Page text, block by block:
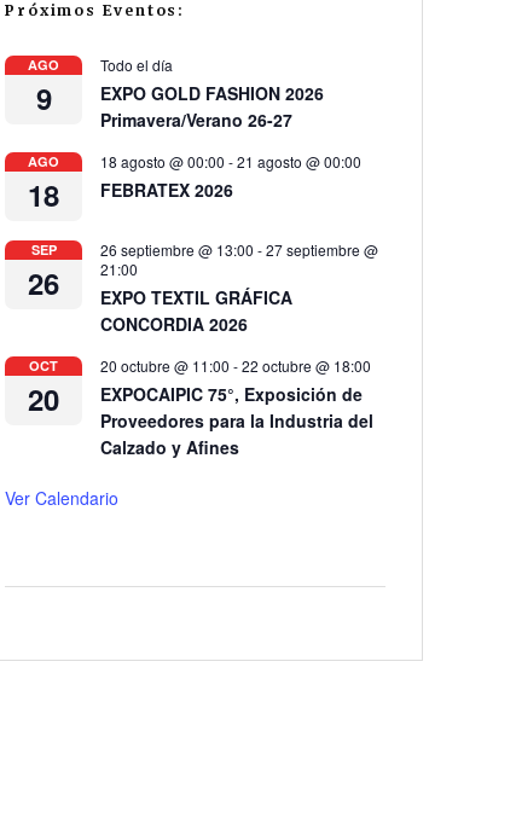
Próximos Eventos:
AGO
9
Todo el día
EXPO GOLD FASHION 2026
Primavera/Verano 26-27
AGO
18
18 agosto @ 00:00 -21 agosto @ 00:00
FEBRATEX 2026
SEP
26
26 septiembre @ 13:00 -27 septiembre @
21:00
EXPO TEXTIL GRÁFICA
CONCORDIA 2026
OCT
20
20 octubre @ 11:00 -22 octubre @ 18:00
EXPOCAIPIC 75°, Exposición de
Proveedores para la Industria del
Calzado y Afines
Ver Calendario